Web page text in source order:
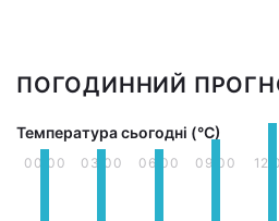
ПОГОДИННИЙ
Температура сьогодні (°С)
00:00 03:00 06:00 09:00